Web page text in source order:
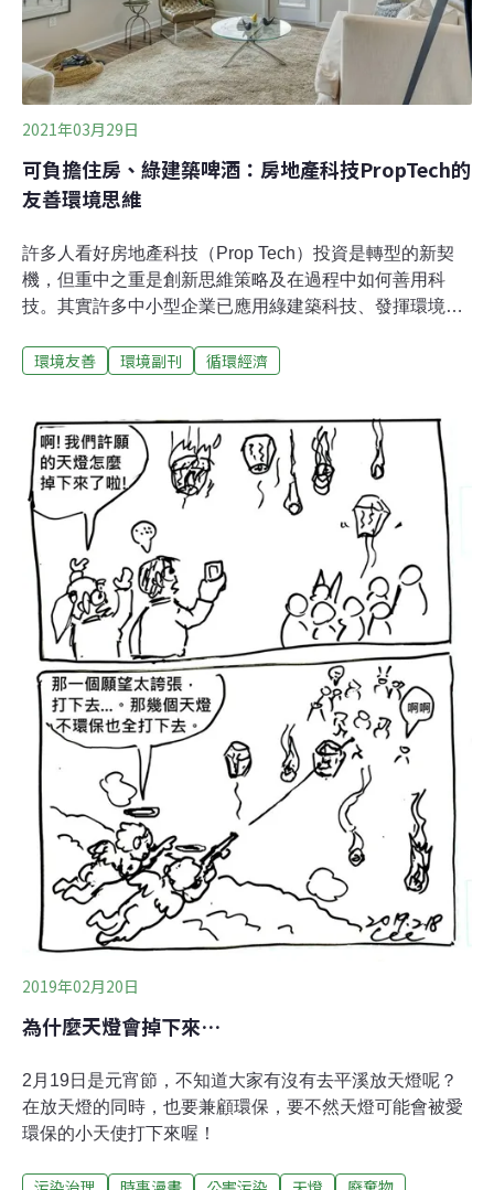
範圍位於彰化縣崙尾水道口至濁水溪口、雲林縣新虎尾溪
口至箔子寮漁港、嘉義縣布袋港至台南市急水溪口等海
域。此外，海保署也於2023年，在雲林海洋氣象樁及新虎
尾溪口設置的兩監測
2021年03月29日
可負擔住房、綠建築啤酒：房地產科技PropTech的
友善環境思維
許多人看好房地產科技（Prop Tech）投資是轉型的新契
機，但重中之重是創新思維策略及在過程中如何善用科
技。其實許多中小型企業已應用綠建築科技、發揮環境及
家族成立的社區振興融資公司（Community Preservation
本麒麟集團（Kirin）旗下的澳洲獅王小世界飲料（Lion
Little World Beverages）則被美國新比利時精釀啤酒
（New Belgium Brewing）的B型企業成就所吸引且相當
認同而能於2019年成功收購。
環境友善 環境副刊 循環經濟
2019年02月20日
為什麼天燈會掉下來…
2月19日是元宵節，不知道大家有沒有去平溪放天燈呢？
在放天燈的同時，也要兼顧環保，要不然天燈可能會被愛
環保的小天使打下來喔！